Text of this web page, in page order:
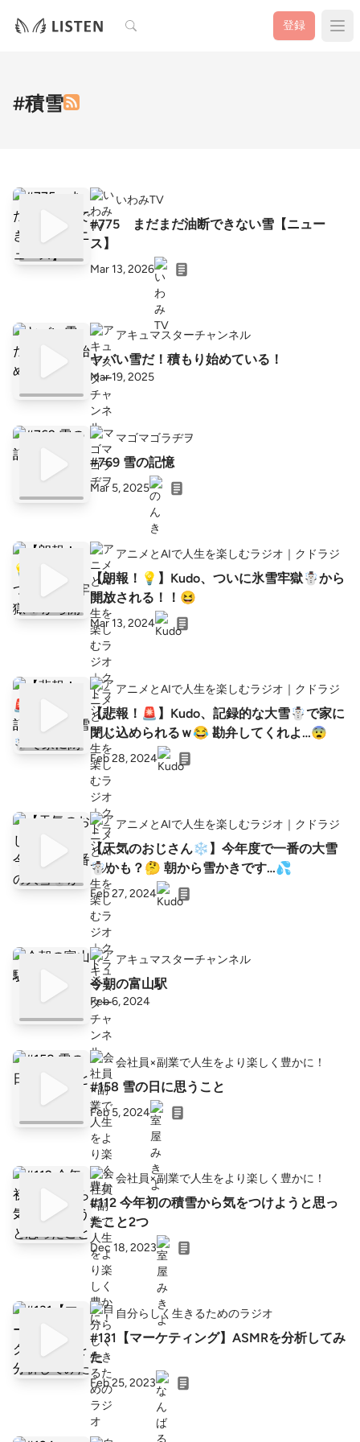
検索 登録
#積雪
いわみTV
#775 まだまだ油断できない雪【ニュー
ス】
Mar 13, 2026
アキュマスターチャンネル
ヤバい雪だ！積もり始めている！
Mar 19, 2025
マゴマゴラヂヲ
#769 雪の記憶
Mar 5, 2025
アニメとAIで人生を楽しむラジオ｜クドラジ
【朗報！💡】Kudo、ついに氷雪牢獄☃から
開放される！！😆
Mar 13, 2024
アニメとAIで人生を楽しむラジオ｜クドラジ
【悲報！🚨】Kudo、記録的な大雪☃で家に
閉じ込められるｗ😂 勘弁してくれよ…😨
Feb 28, 2024
アニメとAIで人生を楽しむラジオ｜クドラジ
【天気のおじさん❄】今年度で一番の大雪
☃かも？🤔 朝から雪かきです…💦
Feb 27, 2024
アキュマスターチャンネル
今朝の富山駅
Feb 6, 2024
会社員×副業で人生をより楽しく豊かに！
#158 雪の日に思うこと
Feb 5, 2024
会社員×副業で人生をより楽しく豊かに！
#112 今年初の積雪から気をつけようと思っ
たこと2つ
Dec 18, 2023
自分らしく生きるためのラジオ
#131【マーケティング】ASMRを分析してみ
た
Feb 25, 2023